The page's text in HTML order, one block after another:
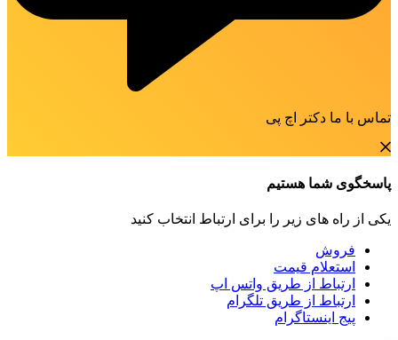
تماس با ما دکتر اچ پی
پاسخگوی شما هستیم
یکی از راه های زیر را برای ارتباط انتخاب کنید
فروش
استعلام قیمت
ارتباط از طریق واتس اپ
ارتباط از طریق تلگرام
پیج اینستاگرام